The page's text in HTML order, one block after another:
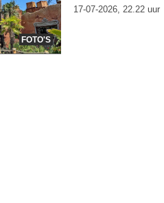
FOTO'S
17-07-2026, 22.22 uur